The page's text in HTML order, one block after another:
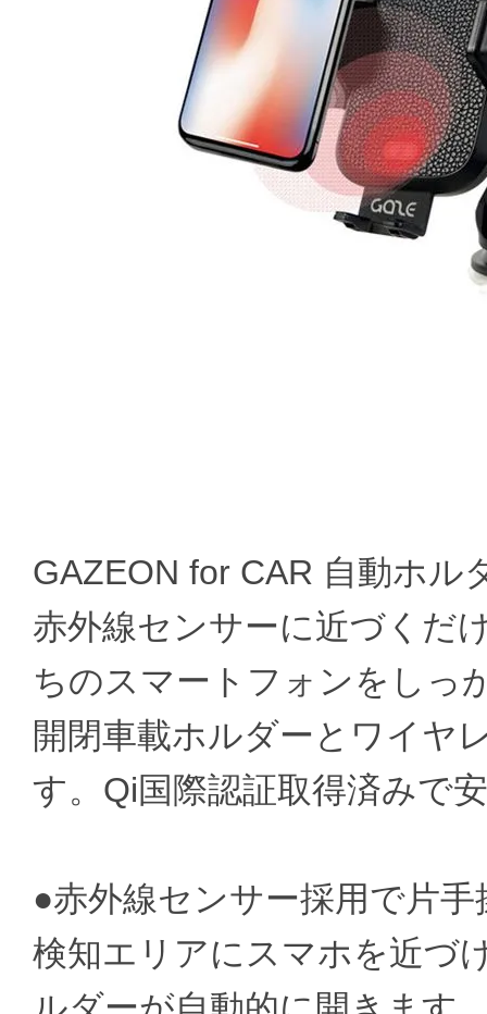
GAZEON for CAR 自動ホル
赤外線センサーに近づくだ
ちのスマートフォンをしっ
開閉車載ホルダーとワイヤ
す。Qi国際認証取得済みで
●赤外線センサー採用で片
検知エリアにスマホを近づ